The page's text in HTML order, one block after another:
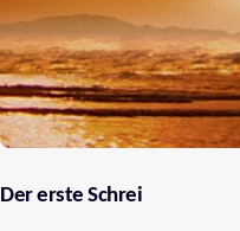
Der erste Schrei